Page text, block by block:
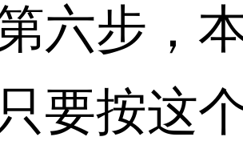
步，本
按这个